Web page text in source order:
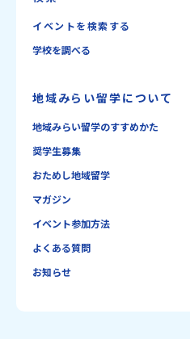
イベントを検索する
学校を調べる
地域みらい留学について
地域みらい留学のすすめかた
奨学生募集
おためし地域留学
マガジン
イベント参加方法
よくある質問
お知らせ